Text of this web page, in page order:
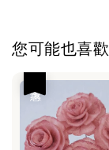
您可能也喜歡